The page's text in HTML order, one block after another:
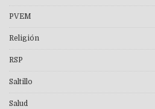
PVEM
Religión
RSP
Saltillo
Salud